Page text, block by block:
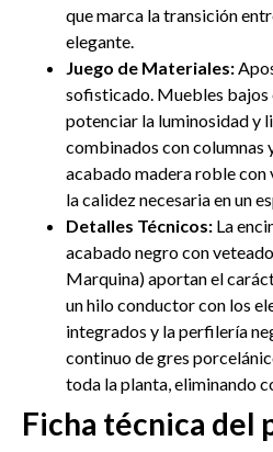
que marca la transición
elegante.
Juego de Materiales:
sofisticado. Muebles bajos
potenciar la luminosidad y
combinados con columnas
acabado madera roble
la calidez necesaria en un
Detalles Técnicos: La
acabado negro con
Marquina) aportan el
un hilo conductor con los
integrados y la perfilería
continuo de gres
toda la planta, eliminando
Ficha técnica del